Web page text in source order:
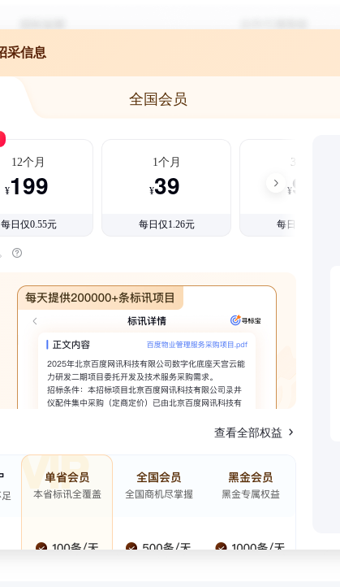
采信息
全国会员
12个月
¥199
每日仅0.55元
1个月
¥39
每日仅1.26元
3个月
¥99
每日仅1.08元
查看全部权益